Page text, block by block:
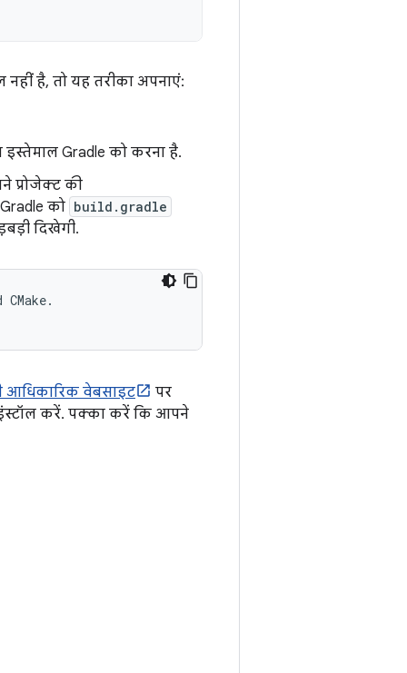
है, तो यह तरीका अपनाएं:
Gradle को करना है.
प्रोजेक्ट की
को build.gradle
दिखेगी.
आधिकारिक वेबसाइट
पर
करें. पक्का करें कि आपने